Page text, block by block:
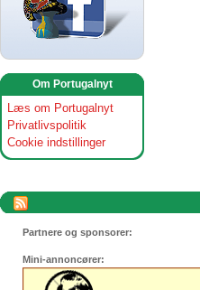
Om Portugalnyt
Læs om Portugalnyt
Privatlivspolitik
Cookie indstillinger
Partnere og sponsorer:
Mini-annoncører: